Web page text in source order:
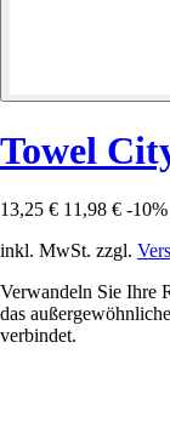
Towel
13,25 € 11,98 € -10%
inkl. MwSt. zzgl.
Verwandeln Sie Ihre
das
verbindet.